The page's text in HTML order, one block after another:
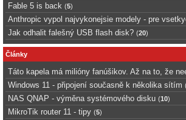
Fable 5 is back (5)
Anthropic vypol najvykonejsie modely - pre
Jak odhalit falešný USB flash disk? (20)
Články
Táto kapela má milióny fanúšikov. Až na to, že
Windows 11 - připojení současně k několika sítím
NAS QNAP - výměna systémového disku (10)
MikroTik router 11 - tipy (5)